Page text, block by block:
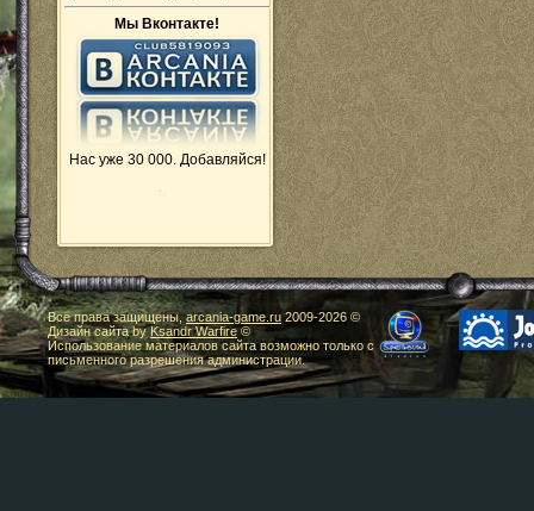
Мы Вконтакте!
Нас уже 30 000. Добавляйся!
Все права защищены,arcania-game.ru2009-2026 ©
Дизайн сайта byKsandr Warfire©
Использование материалов сайта возможно только с
письменного разрешения администрации.